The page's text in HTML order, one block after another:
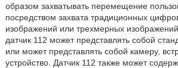
образом захватывать перемещение
посредством захвата традиционных
изображений или трехмерных
датчик 112 может представлять собой
или может представлять собой камеру,
устройство. Датчик 112 также может